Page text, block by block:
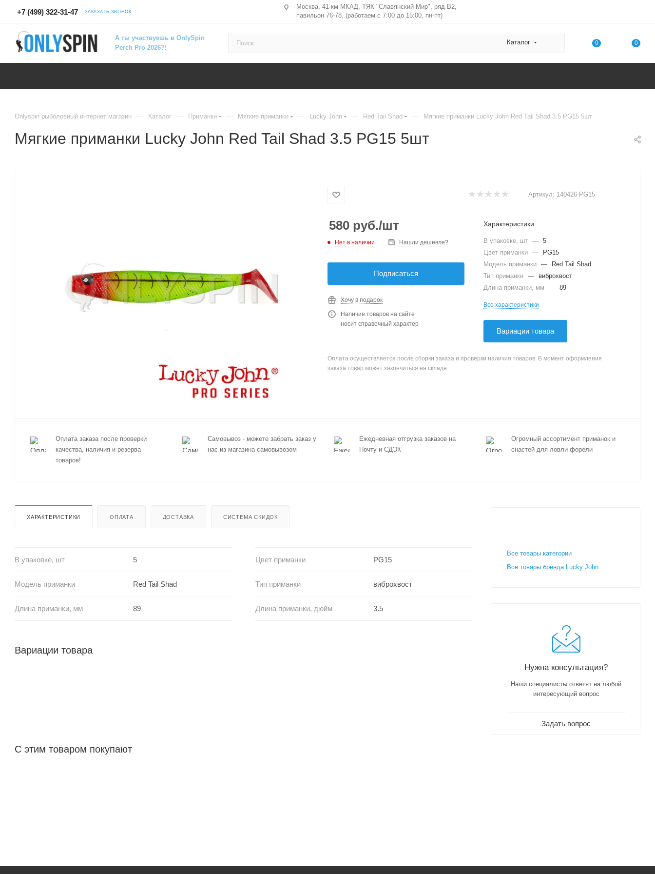
+7 (499) 322-31-47 ЗАКАЗАТЬ ЗВОНОК
Москва, 41-км МКАД, ТЯК "Славянский Мир", ряд В2,
павильон 76-78, (работаем с 7:00 до 15:00, пн-пт)
А ты участвуешь в OnlySpin
Perch Pro 2026?!
Каталог 0 0
Onlyspin рыболовный интернет магазин — Каталог — Приманки — Мягкие приманки — Lucky John — Red Tail Shad — Мягкие приманки Lucky John Red Tail Shad 3.5 PG15 5шт
Мягкие приманки Lucky John Red Tail Shad 3.5 PG15 5шт
Артикул: 140426-PG15
580 руб./шт
Нет в наличии Нашли дешевле?
Подписаться
Хочу в подарок
Наличие товаров на сайте
носит справочный характер
Характеристики
В упаковке, шт — 5
Цвет приманки —
PG15
Модель приманки —
Red Tail Shad
Тип приманки —
виброхвост
Длина приманки, мм
— 89
Все характеристики
Вариации товара
Оплата осуществляется после сборки заказа и проверки наличия товаров. В момент оформления
заказа товар может закончиться на складе.
Оплата заказа после проверки
качества, наличия и резерва
товаров!
Самовывоз - можете забрать заказ у
нас из магазина самовывозом
Ежедневная отгрузка заказов на
Почту и СДЭК
Огромный ассортимент приманок и
снастей для ловли форели
ХАРАКТЕРИСТИКИ ОПЛАТА ДОСТАВКА СИСТЕМА СКИДОК
В упаковке, шт 5 Цвет приманки PG15
Модель приманки Red Tail Shad Тип приманки виброхвост
Длина приманки, мм 89 Длина приманки, дюйм 3.5
Вариации товара
С этим товаром покупают
Все товары категории
Все товары бренда Lucky John
Нужна консультация?
Наши специалисты ответят на любой
интересующий вопрос
Задать вопрос